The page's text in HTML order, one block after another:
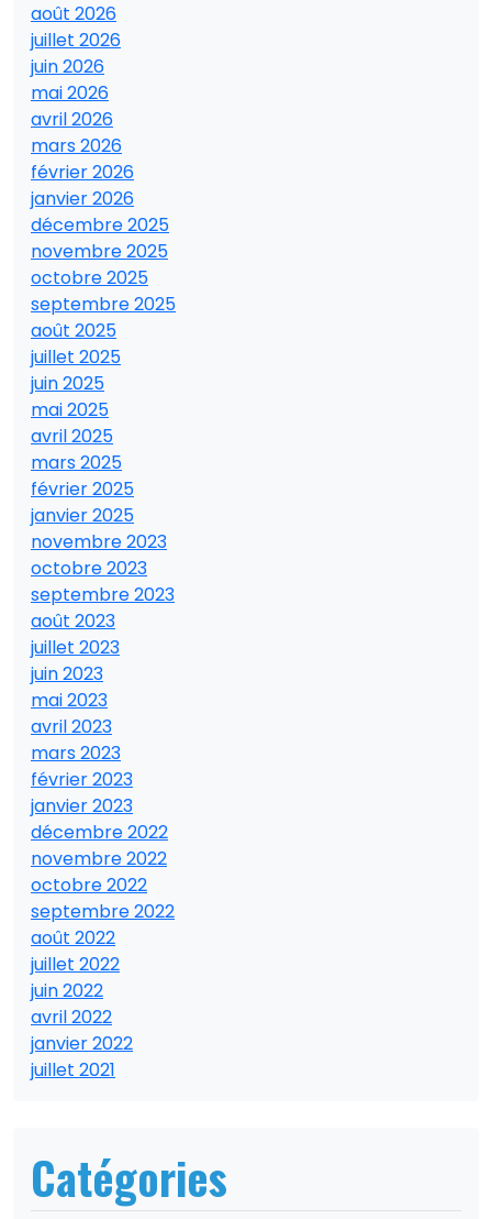
août 2026
juillet 2026
juin 2026
mai 2026
avril 2026
mars 2026
février 2026
janvier 2026
décembre 2025
novembre 2025
octobre 2025
septembre 2025
août 2025
juillet 2025
juin 2025
mai 2025
avril 2025
mars 2025
février 2025
janvier 2025
novembre 2023
octobre 2023
septembre 2023
août 2023
juillet 2023
juin 2023
mai 2023
avril 2023
mars 2023
février 2023
janvier 2023
décembre 2022
novembre 2022
octobre 2022
septembre 2022
août 2022
juillet 2022
juin 2022
avril 2022
janvier 2022
juillet 2021
Catégories